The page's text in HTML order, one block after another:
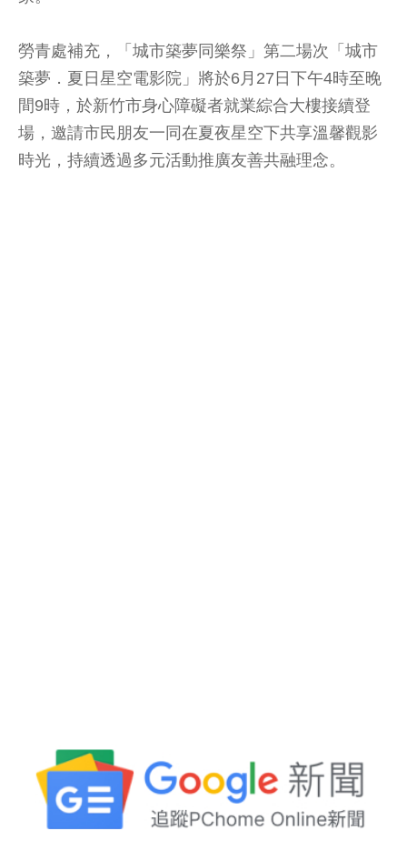
勞青處補充，「城市築夢同樂祭」第二場次「城市
築夢．夏日星空電影院」將於6月27日下午4時至晚
間9時，於新竹市身心障礙者就業綜合大樓接續登
場，邀請市民朋友一同在夏夜星空下共享溫馨觀影
時光，持續透過多元活動推廣友善共融理念。